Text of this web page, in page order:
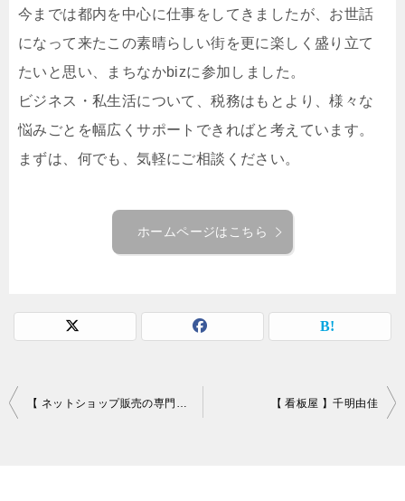
今までは都内を中心に仕事をしてきましたが、お世話
になって来たこの素晴らしい街を更に楽しく盛り立て
たいと思い、まちなかbizに参加しました。
ビジネス・私生活について、税務はもとより、様々な
悩みごとを幅広くサポートできればと考えています。
まずは、何でも、気軽にご相談ください。
ホームページはこちら
投
【 ネットショップ販売の専門家 】坂本 貴男 【 看板屋 】千明由佳